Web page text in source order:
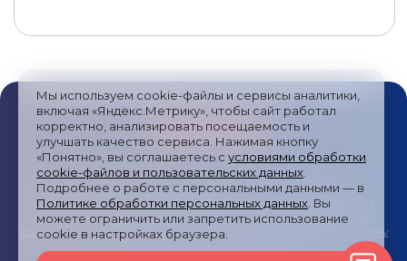
Мы используем cookie-файлы и сервисы аналитики,
включая «Яндекс.Метрику», чтобы сайт работал
корректно, анализировать посещаемость и
улучшать качество сервиса. Нажимая кнопку
«Понятно», вы соглашаетесь с условиями обработки
cookie-файлов и пользовательских данных
Подробнее о работе с персональными данными — в
Политике обработки персональных данных . Вы
можете ограничить или запретить использование
cookie в настройках браузера.
Туры на Байкал из Красноярска
Групповые туры с экскурсиями на Байкал
Туры на Байкал из Волгограда
Туры на Байкал из Барнаула
Туры на Байкал из Кирова
Публичная оферта/Пользовательское соглашение/
Политика обработки персональных данных/Согласие на
получение рекламных сообщений/ Политика обработки
файлов cookies и метрических систем
Согласие на обработку